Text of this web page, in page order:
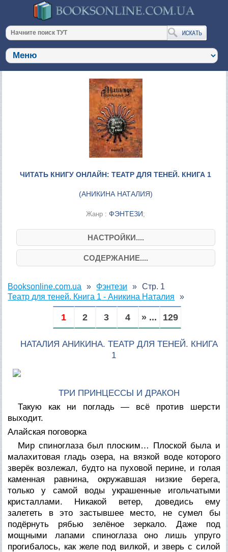
ЧИТАТЬ КНИГУ ОНЛАЙН: ТЕАТР ДЛЯ ТЕНЕЙ. КНИГА 1
(АНИКИНА НАТАЛИЯ)
Жанр :ФЭНТЕЗИ;
НАСТРОЙКИ....
СОДЕРЖАНИЕ....
Booksonline.com.ua
Фэнтези
Театр для теней. Книга 1 - Аникина Наталия
Стр. 1
1 2 3 4 » ... 129
НАТАЛИЯ АНИКИНА. ТЕАТР ДЛЯ ТЕНЕЙ. КНИГА
1
ТРИ ПРИНЦЕССЫ И ДРАКОН
Такую как ни погладь — всё против шерсти
выходит.
Алайская поговорка
Мир спиноглаза был плоским… Плоской была и
малахитовая гладь озера, на вязкой воде которого
зверёк возлежал, будто на пуховой перине, и голая
каменная равнина, окружавшая низкие берега,
только у самой воды украшенные игольчатыми
кристаллами. Никакой ветер, доведись ему
залететь в это застывшее место, не сумел бы
подёрнуть рябью зелёное зеркало. Даже под
мощными лапами спиноглаза оно лишь упруго
прогибалось, как желе под вилкой, и зверь с силой